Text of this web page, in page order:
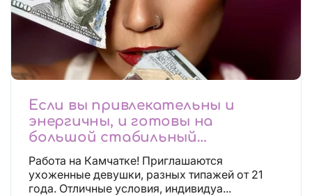
Если вы привлекательны и
энергичны, и готовы на
большой стабильный
заработок, тогда вы уже нашли,
что искали!
Работа на Камчатке! Приглашаются
ухоженные девушки, разных типажей от 21
года. Отличные условия, индивидуа...